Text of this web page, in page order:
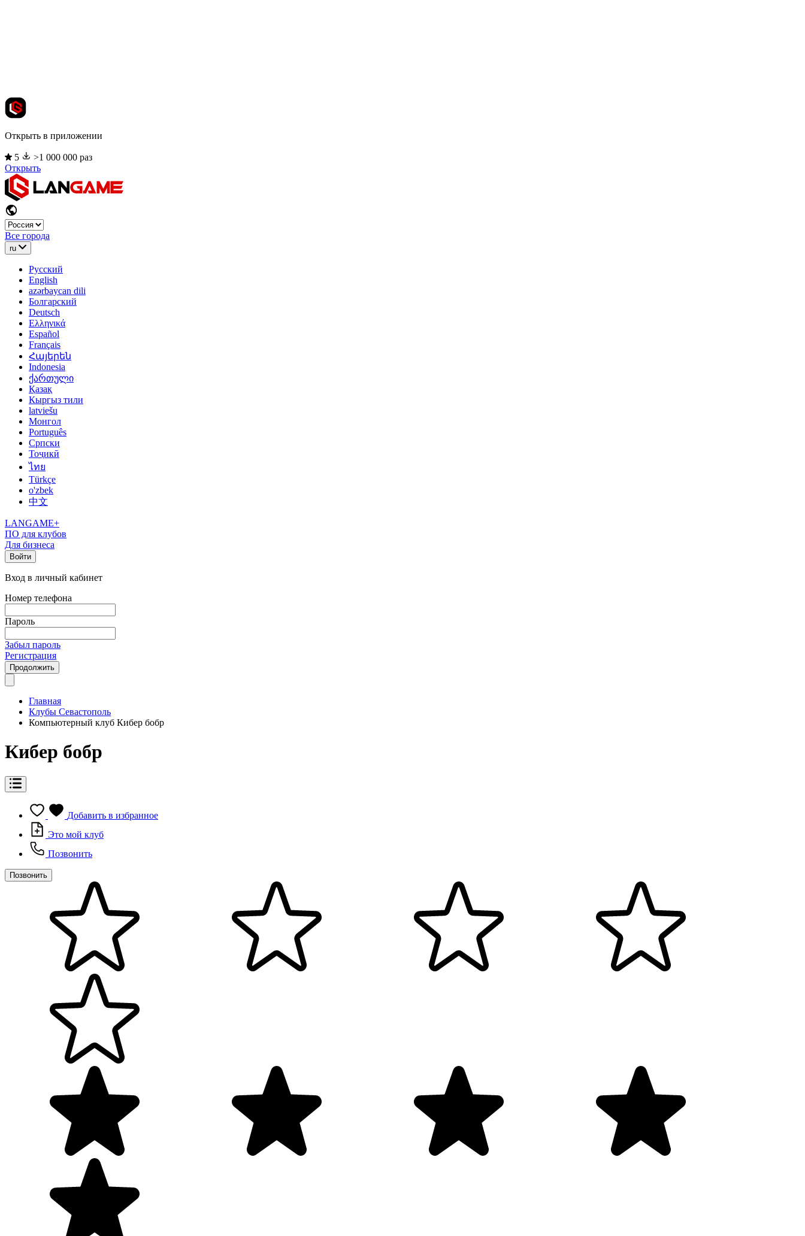
Открыть в приложении
5
>1 000 000 раз
Открыть
Все города
ru
Русский
English
azərbaycan dili
Болгарский
Deutsch
Ελληνικά
Español
Français
Հայերեն
Indonesia
ქართული
Қазақ
Кыргыз тили
latviešu
Монгол
Português
Српски
Тоҷикӣ
ไทย
Türkçe
o'zbek
中文
LANGAME+
ПО для клубов
Для бизнеса
Войти
Вход в личный кабинет
Номер телефона
Пароль
Забыл пароль
Регистрация
Продолжить
Главная
Клубы Севастополь
Компьютерный клуб Кибер бобр
Кибер бобр
Добавить в избранное
Это мой клуб
Позвонить
Позвонить